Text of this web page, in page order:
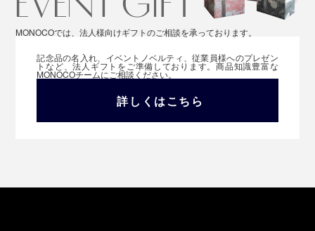
MONOCOでは、法人様向けギフトのご相談を承っております。
記念品の名入れ、イベントノベルティ、従業員様へのプレゼン
トなど、法人ギフトをご準備しております。商品知識豊富な
MONOCOチームにご相談ください。
詳しくはこちら